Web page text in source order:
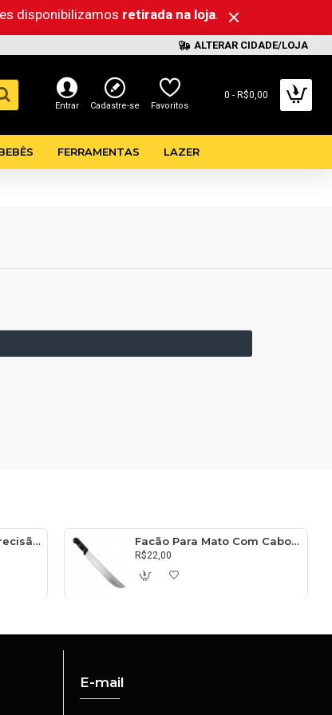
disponibilizamos retirada na loja.
ALTERAR CIDADE/LOJA
Entrar Cadastre-se Favoritos
0 - R$0,00
FERRAMENTAS LAZER
Balança Digital Alta Precisão 10kg Facão Para Mato Com Cabo 45cm
R$22,00
E-mail